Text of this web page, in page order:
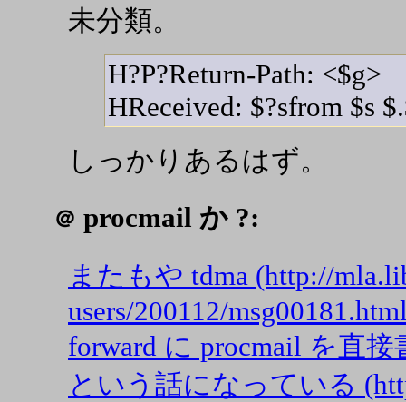
未分類。
H?P?Return-Path: <$g>
HReceived: $?sfrom $s
しっかりあるはず。
＠ procmail か ?:
またもや tdma (http://
users/200112/
forward に procmail を直
という話になっている